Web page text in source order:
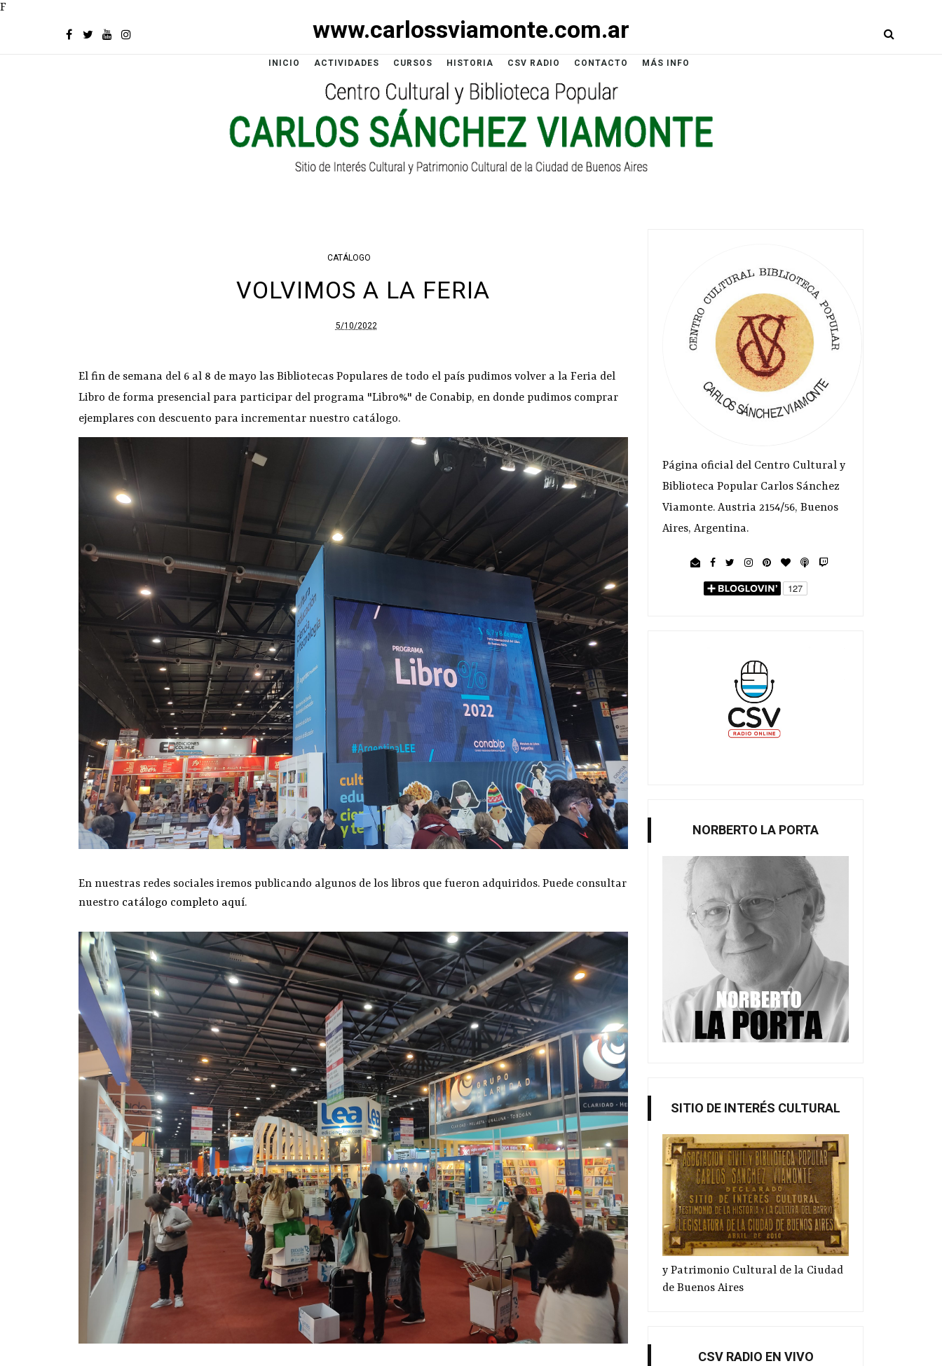
F
www.carlossviamonte.com.ar
INICIO ACTIVIDADES CURSOS HISTORIA CSV RADIO CONTACTO MÁS INFO
CATÁLOGO
VOLVIMOS A LA FERIA
5/10/2022
El fin de semana del 6 al 8 de mayo las Bibliotecas Populares de todo el país pudimos volver a la Feria del
Libro de forma presencial para participar del programa "Libro%" de Conabip, en donde pudimos comprar
ejemplares con descuento para incrementar nuestro catálogo.
En nuestras redes sociales iremos publicando algunos de los libros que fueron adquiridos. Puede consultar
nuestro catálogo completo aquí.
Página oficial del Centro Cultural y
Biblioteca Popular Carlos Sánchez
Viamonte. Austria 2154/56, Buenos
Aires, Argentina.
NORBERTO LA PORTA
SITIO DE INTERÉS CULTURAL
y Patrimonio Cultural de la Ciudad
de Buenos Aires
CSV RADIO EN VIVO